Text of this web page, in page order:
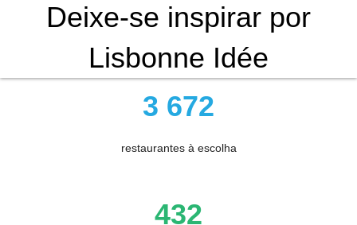
Deixe-se inspirar por
Lisbonne Idée
3 672
restaurantes à escolha
432